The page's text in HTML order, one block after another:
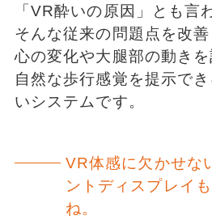
「VR酔いの原因」とも言
そんな従来の問題点を改
心の変化や大腿部の動き
自然な歩行感覚を提示で
いシステムです。
VR体感に欠かせな
ントディスプレイ
ね。